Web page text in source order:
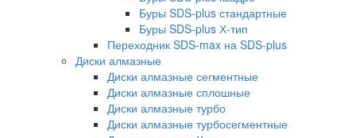
Буры SDS-plus стандартные
Буры SDS-plus Х-тип
Переходник SDS-max на SDS-plus
Диски алмазные
Диски алмазные сегментные
Диски алмазные сплошные
Диски алмазные турбо
Диски алмазные турбосегментные